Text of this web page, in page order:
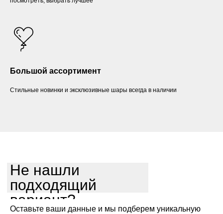
Большой ассортимент
Стильные новинки и эксклюзивные шары всегда в наличии
Не нашли
подходящий
вариант?
Оставьте ваши данные и мы подберем уникальную